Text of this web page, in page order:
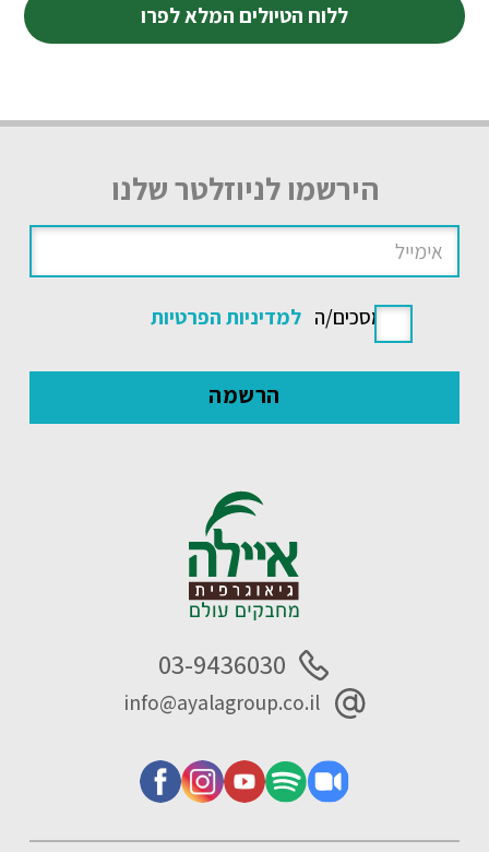
ללוח הטיולים המלא לפרו
הירשמו לניוזלטר שלנו
אני מסכים/ה למדיניות הפרטיות
03-9436030
info@ayalagroup.co.il